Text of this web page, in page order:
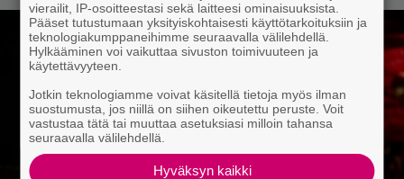
vierailit, IP-osoitteestasi sekä laitteesi ominaisuuksista.
Pääset tutustumaan yksityiskohtaisesti käyttötarkoituksiin ja
teknologiakumppaneihimme seuraavalla välilehdellä.
Hylkääminen voi vaikuttaa sivuston toimivuuteen ja
käytettävyyteen.
Jotkin teknologiamme voivat käsitellä tietoja myös ilman
suostumusta, jos niillä on siihen oikeutettu peruste. Voit
vastustaa tätä tai muuttaa asetuksiasi milloin tahansa
seuraavalla välilehdellä.
Hyväksyn kaikki